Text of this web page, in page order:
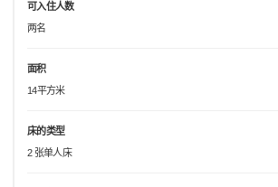
可入住人数
两名
面积
14平方米
床的类型
2 张单人床